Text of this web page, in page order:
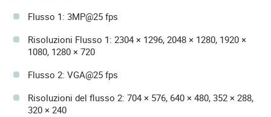
Flusso 1: 3MP@25 fps
Risoluzioni Flusso 1: 2304 × 1296, 2048 × 1280, 1920 ×
1080, 1280 × 720
Flusso 2: VGA@25 fps
Risoluzioni del flusso 2: 704 × 576, 640 × 480, 352 × 288,
320 × 240